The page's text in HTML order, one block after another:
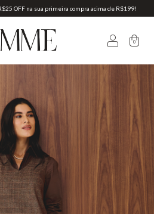
OFF na sua primeira compra acima de R$199!
0